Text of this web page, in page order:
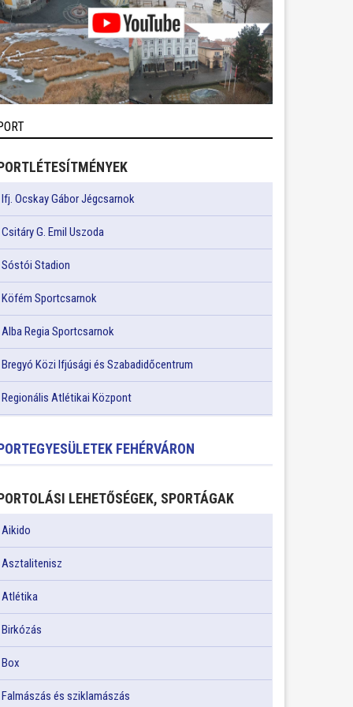
Ifj. Ocskay Gábor Jégcsarnok
Csitáry G. Emil Uszoda
Sóstói Stadion
Köfém Sportcsarnok
Alba Regia Sportcsarnok
Bregyó Közi Ifjúsági és Szabadidőcentrum
Regionális Atlétikai Központ
FEHÉRVÁRON
LEHETŐSÉGEK, SPORTÁGAK
Aikido
Asztalitenisz
Atlétika
Birkózás
Box
Falmászás és sziklamászás